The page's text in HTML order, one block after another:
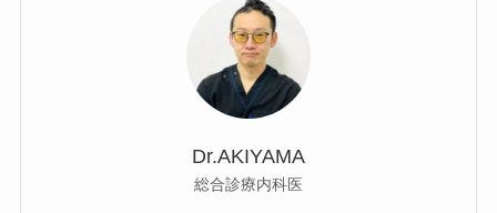
Dr.AKIYAMA
総合診療内科医